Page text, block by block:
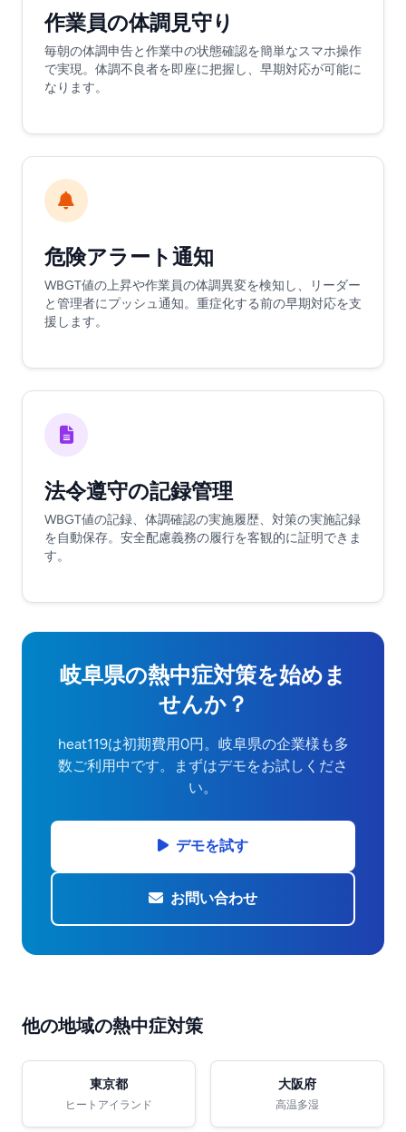
作業員の体調見守り
毎朝の体調申告と作業中の状態確認を簡単なスマホ操作
で実現。体調不良者を即座に把握し、早期対応が可能に
なります。
危険アラート通知
WBGT値の上昇や作業員の体調異変を検知し、リーダー
と管理者にプッシュ通知。重症化する前の早期対応を支
援します。
法令遵守の記録管理
WBGT値の記録、体調確認の実施履歴、対策の実施記録
を自動保存。安全配慮義務の履行を客観的に証明できま
す。
岐阜県の熱中症対策を始めま
せんか？
heat119は初期費用0円。岐阜県の企業様も多
数ご利用中です。まずはデモをお試しくださ
い。
デモを試す
お問い合わせ
他の地域の熱中症対策
東京都
ヒートアイランド
大阪府
高温多湿